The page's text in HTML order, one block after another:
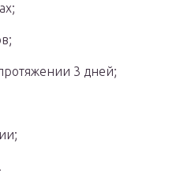
3 дней;